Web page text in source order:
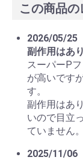
この商品
2026/05/25
副作用はあ
スーパーP
が高いです
す。
副作用はあ
いので目立
ていません。
2025/11/06